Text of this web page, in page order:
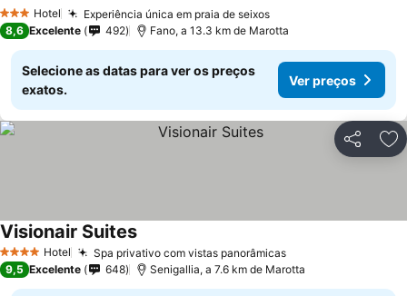
3 EstrelasHotel Experiência única em praia de seixosVer preços
8,6 Excelente 492 Fano, a 13.3 km de Marotta
Selecione as datas para ver os preços
exatos.
Ver preços
Partilhar
4 EstrelasHotel Spa privativo com vistas panorâmicasVer preços
Visionair SuitesVer preços
9,5 Excelente 648 Senigallia, a 7.6 km de Marotta